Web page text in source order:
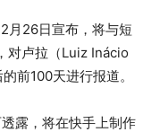
月26日宣布，将与短
对卢拉（Luiz Inácio
前100天进行报道。
露，将在快手上制作